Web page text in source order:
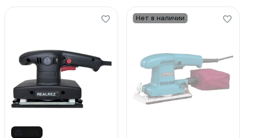
Нет в наличии